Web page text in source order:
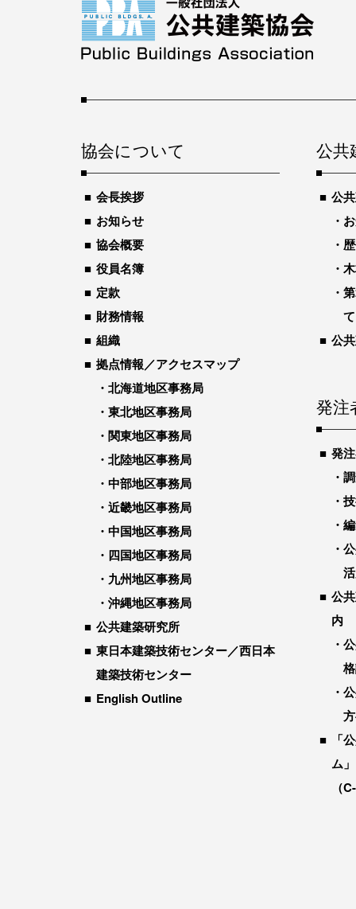
協会について
会長挨拶
お知らせ
協会概要
役員名簿
定款
財務情報
組織
拠点情報／アクセスマップ
北海道地区事務局
東北地区事務局
関東地区事務局
北陸地区事務局
中部地区事務局
近畿地区事務局
中国地区事務局
四国地区事務局
九州地区事務局
沖縄地区事務局
公共建築研究所
東日本建築技術センター／西日本
建築技術センター
English Outline
公共
公
て
公
発注
発
公
内
「
ム」
（